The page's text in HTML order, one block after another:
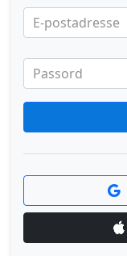
E-postadresse
Passord